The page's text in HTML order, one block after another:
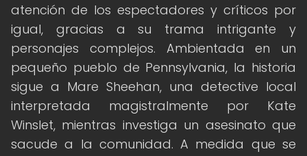
atención de los espectadores y críticos por
igual, gracias a su trama intrigante y
personajes complejos. Ambientada en un
pequeño pueblo de Pennsylvania, la historia
sigue a Mare Sheehan, una detective local
interpretada magistralmente por Kate
Winslet, mientras investiga un asesinato que
sacude a la comunidad. A medida que se